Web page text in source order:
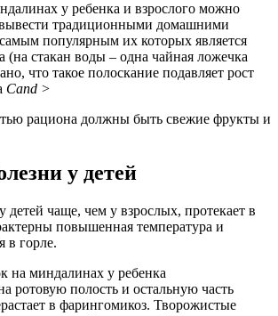
у ребенка и взрослого можно
вывести традиционными домашними
популярным их которых является
(на стакан воды – одна чайная ложечка
что такое полоскание подавляет рост
Cand >
рациона должны быть свежие фрукты и
у детей
детей чаще, чем у взрослых, протекает в
повышенная температура и
в горле.
на миндалинах у ребенка
ротовую полость и остальную часть
в фарингомикоз. Творожистые